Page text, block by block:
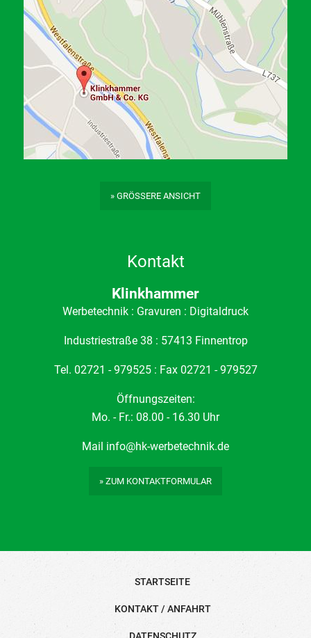
» GRÖSSERE ANSICHT
Kontakt
Klinkhammer
Werbetechnik : Gravuren : Digitaldruck
Industriestraße 38 : 57413 Finnentrop
Tel. 02721 - 979525 : Fax 02721 - 979527
Öffnungszeiten:
Mo. - Fr.: 08.00 - 16.30 Uhr
Mail info@hk-werbetechnik.de
» ZUM KONTAKTFORMULAR
STARTSEITE
KONTAKT / ANFAHRT